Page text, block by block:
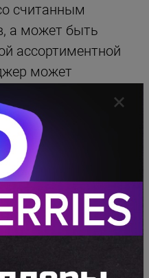
считанным
а может быть
ассортиментной
может
тот, кто тянет
сам ли ты
своем бизнесе,
как директор,
Ты должен
твоя задача - это
результата в